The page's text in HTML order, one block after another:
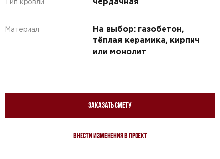
Тип кровли
Материал
На выбор: газобетон,
тёплая керамика, кирпич
или монолит
Заказать смету
Внести изменения в проект